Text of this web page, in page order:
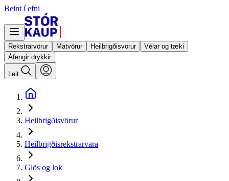
Beint í efni
Rekstrarvörur Matvörur Heilbrigðisvörur
Vélar og tæki
Áfengir drykkir
Leit
Heilbrigðisvörur
Heilbrigðisrekstrarvara
Glös og lok